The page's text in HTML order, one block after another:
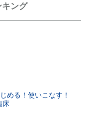
ング
める！使いこなす！
床